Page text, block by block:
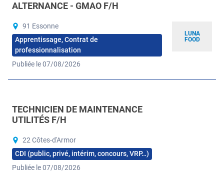
LUNA
FOOD
ALTERNANCE - GMAO F/H
91 Essonne
Apprentissage, Contrat de
professionnalisation
Publiée le 07/08/2026
TECHNICIEN DE MAINTENANCE
UTILITÉS F/H
22 Côtes-d'Armor
CDI (public, privé, intérim, concours, VRP…)
Publiée le 07/08/2026